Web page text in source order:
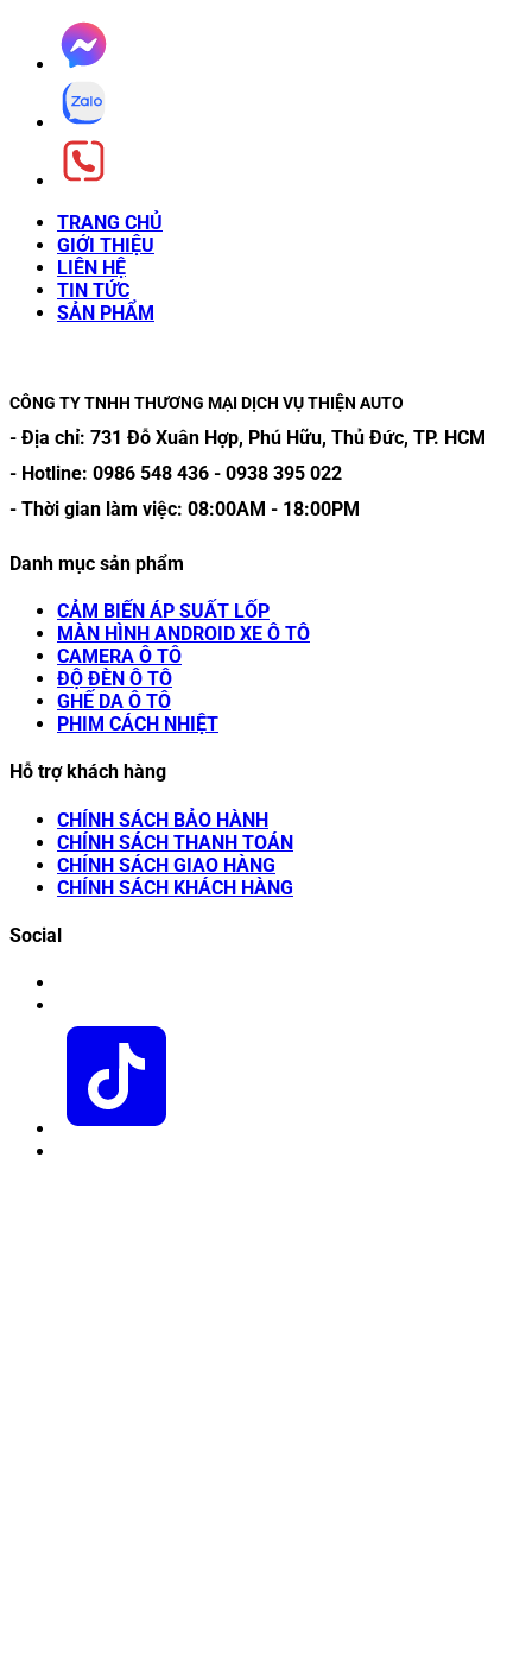
TRANG CHỦ
GIỚI THIỆU
LIÊN HỆ
TIN TỨC
SẢN PHẨM
CÔNG TY TNHH THƯƠNG MẠI DỊCH VỤ THIỆN AUTO
- Địa chỉ: 731 Đỗ Xuân Hợp, Phú Hữu, Thủ Đức, TP. HCM
- Hotline: 0986 548 436 - 0938 395 022
- Thời gian làm việc: 08:00AM - 18:00PM
Danh mục sản phẩm
CẢM BIẾN ÁP SUẤT LỐP
MÀN HÌNH ANDROID XE Ô TÔ
CAMERA Ô TÔ
ĐỘ ĐÈN Ô TÔ
GHẾ DA Ô TÔ
PHIM CÁCH NHIỆT
Hỗ trợ khách hàng
CHÍNH SÁCH BẢO HÀNH
CHÍNH SÁCH THANH TOÁN
CHÍNH SÁCH GIAO HÀNG
CHÍNH SÁCH KHÁCH HÀNG
Social